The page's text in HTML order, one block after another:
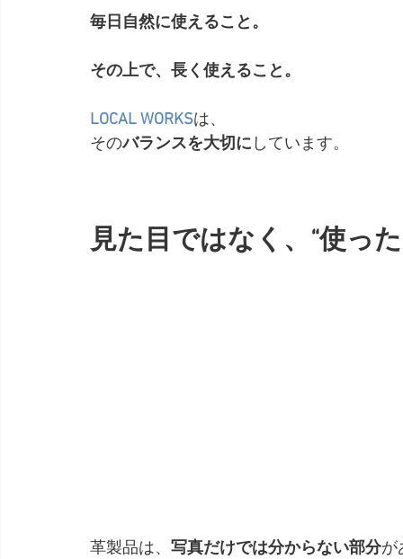
毎日自然に使えること。
その上で、長く使えること。
LOCAL WORKSは、
そのバランスを大切に しています。
見た目ではなく、“使っ
革製品は、 写真だけでは分からない部分が